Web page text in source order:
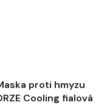
proti hmyzu
Cooling fialová